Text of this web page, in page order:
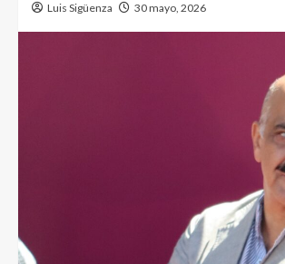
Luis Sigüenza 30 mayo, 2026